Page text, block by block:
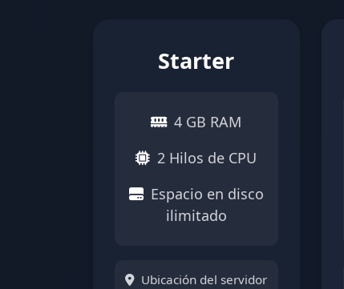
Starter
4 GB RAM
2 Hilos de CPU
Espacio en disco
ilimitado
Ubicación del servidor